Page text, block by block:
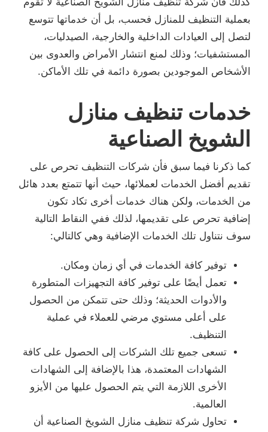
بعملية التنظيف للمنازل فحسب، بل أن خدماتها تتوسع
لتصل إلى العيادات الداخلية والخارجية، الصيدليات،
المستشفيات؛ وذلك لمنع انتشار الأمراض والعدوى بين
الأشخاص الموجودين بصورة دائمة في تلك الأماكن.
خدمات تنظيف منازل
الشويخ الصناعية
كما ذكرنا فيما سبق فأن شركات التنظيف تحرص على
تقديم أفضل الخدمات لعملائها، حيث أنها تتمتع بعدد هائل
من الخدمات، ولكن هناك خدمات أخرى تكاد تكون
إضافية تحرص على تقديمها، لذلك ففي النقاط التالية
سوف نتناول تلك الخدمات الإضافية وهي كالتالي:
توفير كافة الخدمات في أي زمان ومكان.
تعمل أيضًا على توفير كافة التجهيزات المتطورة
والأدوات الحديثة؛ وذلك حتى تتمكن من الحصول
على أعلى مستوي مرضي للعملاء في عملية
التنظيف.
تسعى جميع تلك الشركات إلى الحصول على كافة
الشهادات المعتمدة، هذا بالإضافة إلى الشهادات
الأخرى اللازمة التي يتم الحصول عليها من الأيزو
العالمية.
تحاول شركة تنظيف منازل الشويخ الصناعية أن